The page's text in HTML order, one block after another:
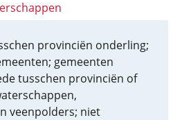
provinciën onderling;
gemeenten
tusschen provinciën of
veenpolders; niet